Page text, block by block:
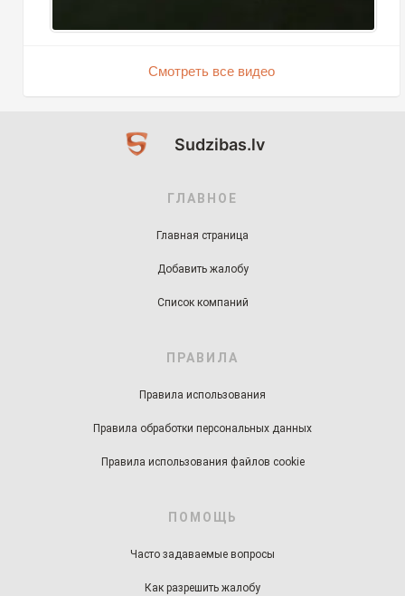
Смотреть все видео
Sudzibas.lv
ГЛАВНОЕ
Главная страница
Добавить жалобу
Список компаний
ПРАВИЛА
Правила использования
Правила обработки персональных данных
Правила использования файлов cookie
ПОМОЩЬ
Часто задаваемые вопросы
Как разрешить жалобу